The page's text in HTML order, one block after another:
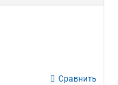
Сравнить